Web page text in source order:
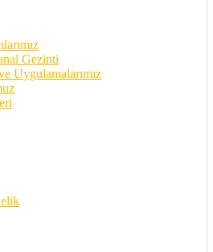
Gezinti
Uygulamalarımız